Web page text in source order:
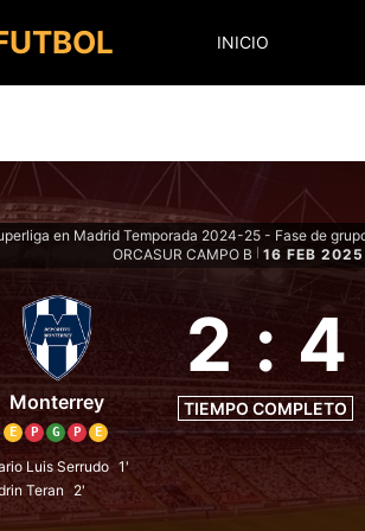
INICIO
en Madrid Temporada 2024-25 - Fase de
ORCASUR CAMPO B
16 FEB 2025
Monterrey
E P G P E
2 : 4
TIEMPO COMPLETO
Luis Serrudo 1'
Teran 2'